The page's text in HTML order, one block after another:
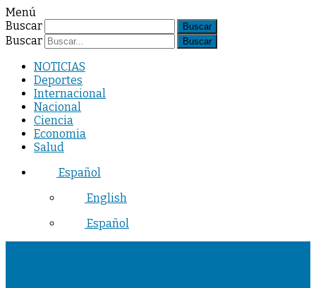
Menú
Buscar
Buscar
NOTICIAS
Deportes
Internacional
Nacional
Ciencia
Economia
Salud
Español
English
Español